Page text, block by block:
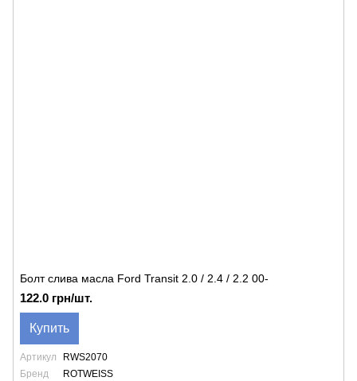
Болт слива масла Ford Transit 2.0 / 2.4 / 2.2 00-
122.0 грн/шт.
Купить
Артикул
RWS2070
Бренд
ROTWEISS